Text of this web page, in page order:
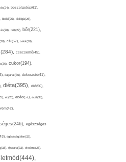
beszélgetés(61),
bicikli(25), biológia(25),
böjt(27), bőr(221),
cél(57), célok(30),
csecsemő(45),
cukor(194),
daganat(36), dekoráció(41),
diéta(395), dió(50),
eb(26), ebéd(57), ecet(38),
egészséges
egészségtelen(32),
éjszaka(33), ekcéma(26),